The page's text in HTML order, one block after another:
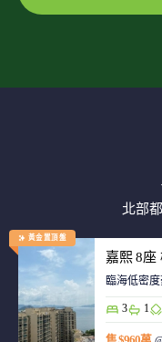
北部
黃金置頂盤
嘉熙 8座
臨海低密
3 1